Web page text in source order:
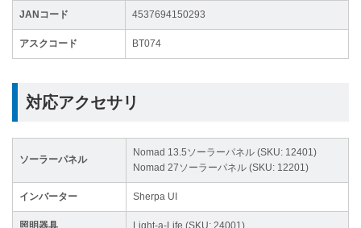
JANコード 4537694150293
アスクコード BT074
対応アクセサリ
ソーラーパネル
Nomad 13.5ソーラーパネル (SKU: 12401)
Nomad 27ソーラーパネル (SKU: 12201)
インバーター Sherpa UI
照明器具 Light-a-Life (SKU: 24001)